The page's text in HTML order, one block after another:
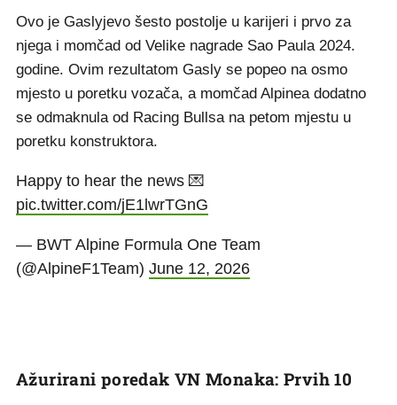
Ovo je Gaslyjevo šesto postolje u karijeri i prvo za
njega i momčad od Velike nagrade Sao Paula 2024.
godine. Ovim rezultatom Gasly se popeo na osmo
mjesto u poretku vozača, a momčad Alpinea dodatno
se odmaknula od Racing Bullsa na petom mjestu u
poretku konstruktora.
Happy to hear the news 💌
pic.twitter.com/jE1lwrTGnG
— BWT Alpine Formula One Team
(@AlpineF1Team) June 12, 2026
Ažurirani poredak VN Monaka: Prvih 10